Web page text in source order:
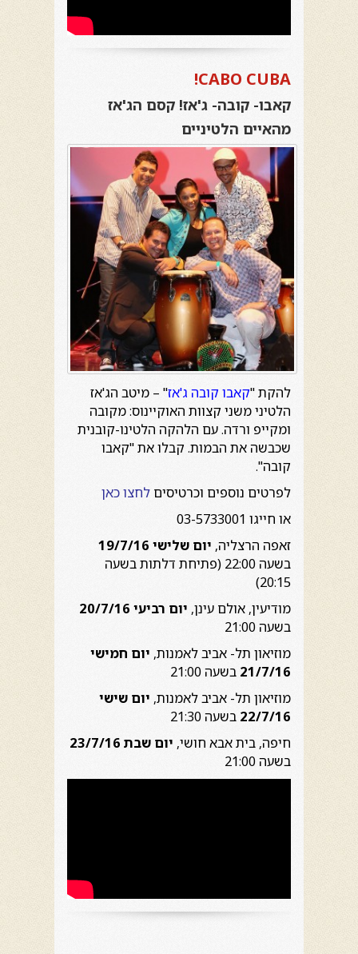
CABO CUBA
!
קאבו- קובה- ג'אז! קסם הג'אז
מהאיים הלטיניים
להקת "קאבו קובה ג'אז" – מיטב הג'אז
הלטיני משני קצוות האוקיינוס: מקובה
ומקייפ ורדה. עם הלהקה הלטינו-קובנית
שכבשה את הבמות. קבלו את "קאבו
קובה".
לפרטים נוספים וכרטיסים לחצו כאן
או חייגו 03-5733001
זאפה הרצליה, יום שלישי 19/7/16
בשעה 22:00 (פתיחת דלתות בשעה
20:15)
מודיעין, אולם עינן, יום רביעי 20/7/16
בשעה 21:00
מוזיאון תל- אביב לאמנות, יום חמישי
21/7/16 בשעה 21:00
מוזיאון תל- אביב לאמנות, יום שישי
22/7/16 בשעה 21:30
חיפה, בית אבא חושי, יום שבת 23/7/16
בשעה 21:00